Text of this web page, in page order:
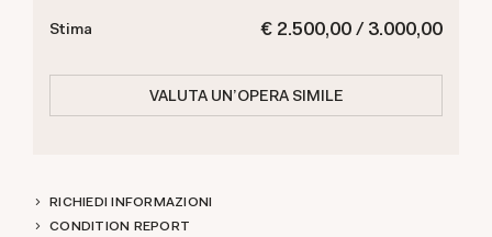
€ 2.500,00 / 3.000,00
Stima
VALUTA UN'OPERA SIMILE
RICHIEDI INFORMAZIONI
CONDITION REPORT